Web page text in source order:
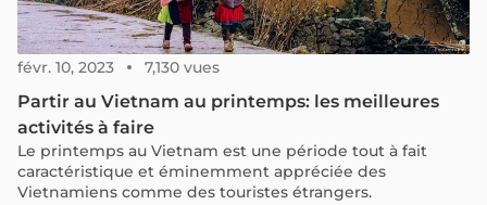
févr. 10, 2023 7,130 vues
Partir au Vietnam au printemps: les meilleures
activités à faire
Le printemps au Vietnam est une période tout à fait
caractéristique et éminemment appréciée des
Vietnamiens comme des touristes étrangers.